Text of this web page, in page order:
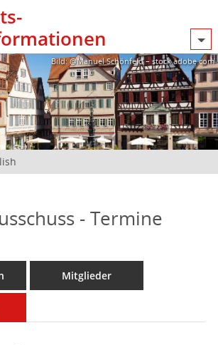
Bild: @Manuel Schönfeld – stock.adobe.com
- Termine
Mitglieder